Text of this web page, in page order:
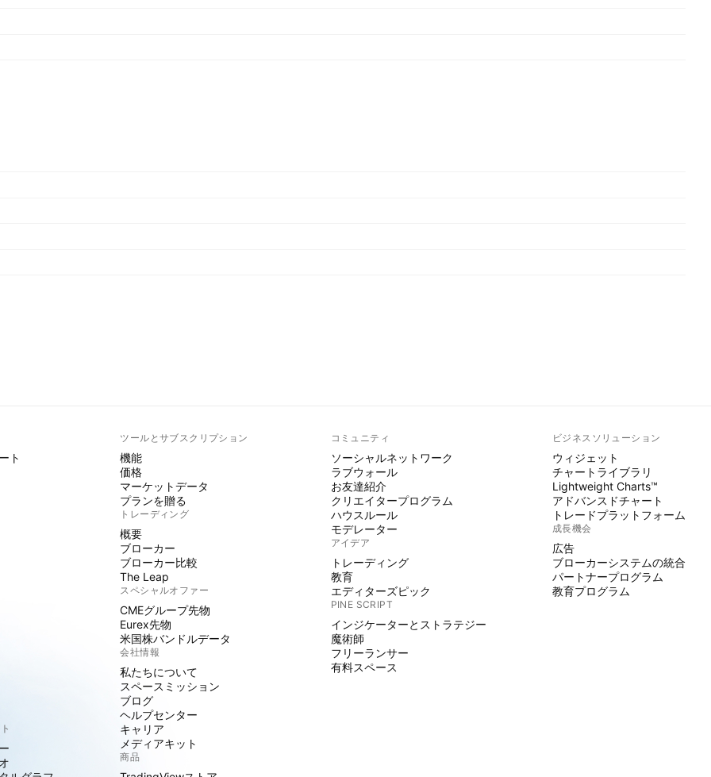
ト
ツールとサブスクリプション
機能
価格
マーケットデータ
プランを贈る
トレーディング
概要
ブローカー
ブローカー比較
The Leap
スペシャルオファー
CMEグループ先物
Eurex先物
米国株バンドルデータ
会社情報
私たちについて
スペースミッション
ブログ
ヘルプセンター
キャリア
メディアキット
商品
コミュニティ
ソーシャルネットワーク
ラブウォール
お友達紹介
クリエイタープログラム
ハウスルール
モデレーター
アイデア
トレーディング
教育
エディターズピック
PINE SCRIPT
インジケーターとストラテジー
魔術師
フリーランサー
有料スペース
ビジネスソリューション
ウィジェット
チャートライブラリ
Lightweight Charts™
アドバンスドチャート
トレードプラットフォーム
成長機会
広告
ブローカーシステムの統合
パートナープログラム
教育プログラム